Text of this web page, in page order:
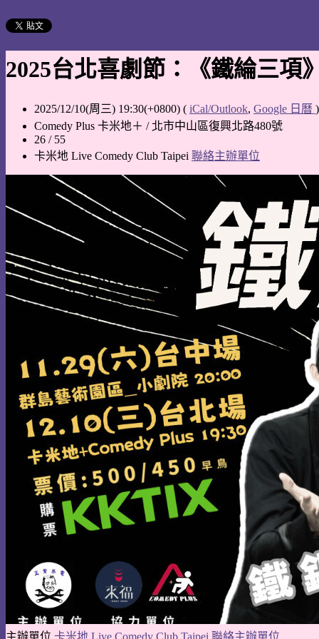
2025台北喜劇節：《鐵綸三項
2025/12/10(周三) 19:30(+0800) ( iCal/Outlook, Google 日曆 )
Comedy Plus 卡米地＋ / 北市中山區復興北路480號
26 / 55
卡米地 Live Comedy Club Taipei 聯絡主辦單位
主辦單位 卡米地 Live Comedy Club Taipei 聯絡主辦單位